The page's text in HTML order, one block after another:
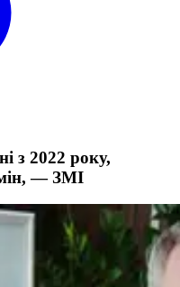
з 2022 року,
— ЗМІ